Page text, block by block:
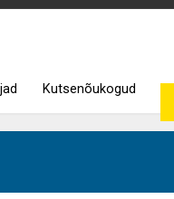
Kutsenõukogud